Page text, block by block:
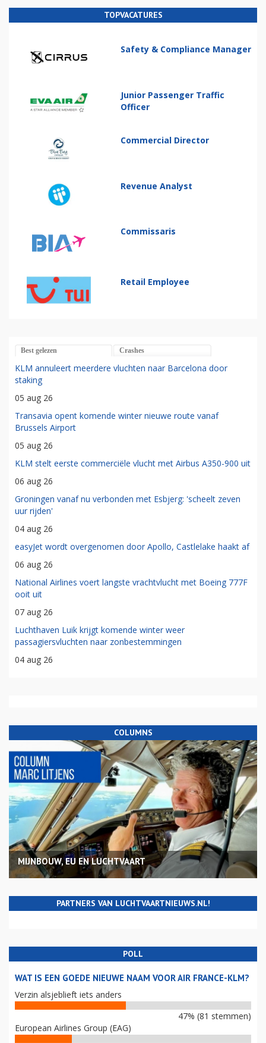
TOPVACATURES
Safety & Compliance Manager
Junior Passenger Traffic
Officer
Commercial Director
Revenue Analyst
Commissaris
Retail Employee
Best gelezen Crashes
KLM annuleert meerdere vluchten naar Barcelona door
staking
05 aug 26
Transavia opent komende winter nieuwe route vanaf
Brussels Airport
05 aug 26
KLM stelt eerste commerciële vlucht met Airbus A350-900 uit
06 aug 26
Groningen vanaf nu verbonden met Esbjerg: 'scheelt zeven
uur rijden'
04 aug 26
easyJet wordt overgenomen door Apollo, Castlelake haakt af
06 aug 26
National Airlines voert langste vrachtvlucht met Boeing 777F
ooit uit
07 aug 26
Luchthaven Luik krijgt komende winter weer
passagiersvluchten naar zonbestemmingen
04 aug 26
COLUMNS
MIJNBOUW, EU EN LUCHTVAART
PARTNERS VAN LUCHTVAARTNIEUWS.NL!
POLL
WAT IS EEN GOEDE NIEUWE NAAM VOOR AIR FRANCE-KLM?
Verzin alsjeblieft iets anders
47% (81 stemmen)
European Airlines Group (EAG)